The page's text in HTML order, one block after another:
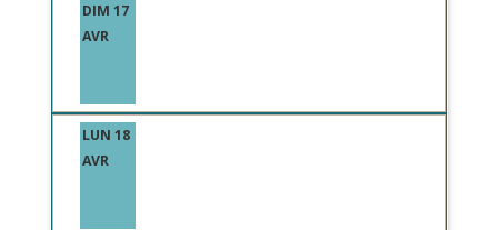
DIM 17
AVR
LUN 18
AVR